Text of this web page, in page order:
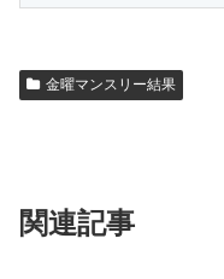
金曜マンスリー結果
関連記事